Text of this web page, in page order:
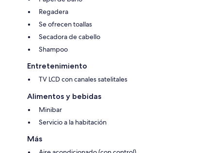
Regadera
Se ofrecen toallas
Secadora de cabello
Shampoo
Entretenimiento
TV LCD con canales satelitales
Alimentos y bebidas
Minibar
Servicio a la habitación
Más